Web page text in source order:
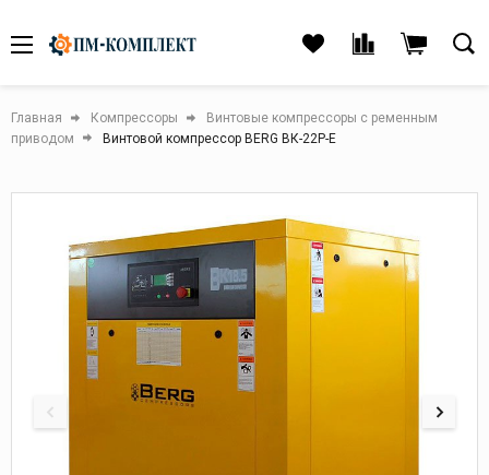
Главная Компрессоры
Винтовые компрессоры с ременным
приводом
Винтовой компрессор BERG ВК-22Р-E